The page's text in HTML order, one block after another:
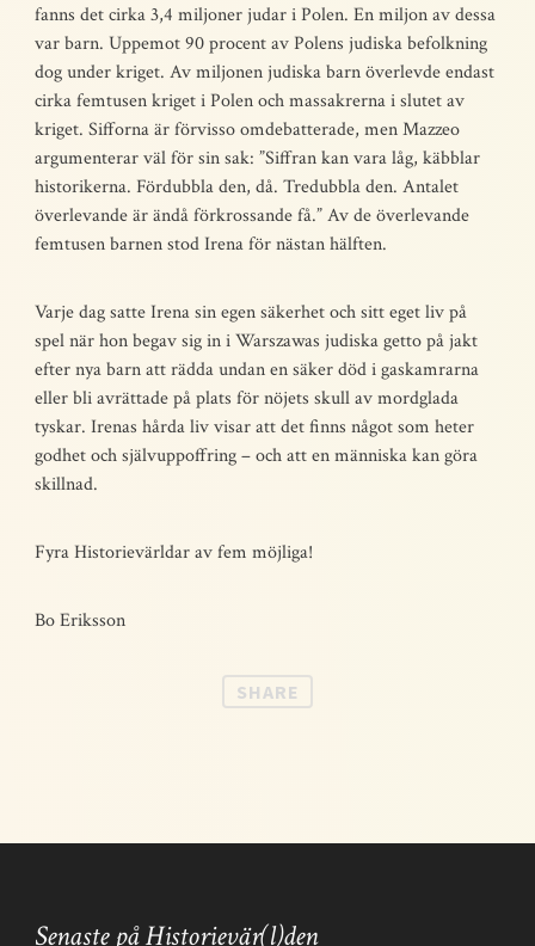
fanns det cirka 3,4 miljoner judar i Polen. En miljon av dessa
var barn. Uppemot 90 procent av Polens judiska befolkning
dog under kriget. Av miljonen judiska barn överlevde endast
cirka femtusen kriget i Polen och massakrerna i slutet av
kriget. Sifforna är förvisso omdebatterade, men Mazzeo
argumenterar väl för sin sak: ”Siffran kan vara låg, käbblar
historikerna. Fördubbla den, då. Tredubbla den. Antalet
överlevande är ändå förkrossande få.” Av de överlevande
femtusen barnen stod Irena för nästan hälften.
Varje dag satte Irena sin egen säkerhet och sitt eget liv på
spel när hon begav sig in i Warszawas judiska getto på jakt
efter nya barn att rädda undan en säker död i gaskamrarna
eller bli avrättade på plats för nöjets skull av mordglada
tyskar. Irenas hårda liv visar att det finns något som heter
godhet och självuppoffring – och att en människa kan göra
skillnad.
Fyra Historievärldar av fem möjliga!
Bo Eriksson
SHARE
Senaste på Historievär(l)den